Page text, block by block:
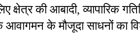
की आबादी, व्यापारिक
के मौजूदा साधनों का